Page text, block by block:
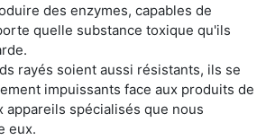
des enzymes, capables de
quelle substance toxique qu'ils
rayés soient aussi résistants, ils se
impuissants face aux produits de
appareils spécialisés que nous
eux.